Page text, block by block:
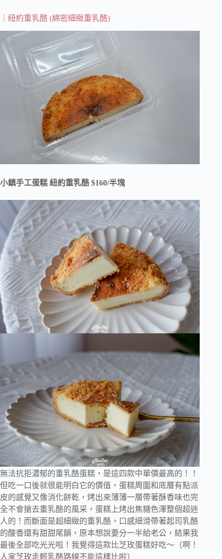
｜紐約重乳酪 (綿密細緻重乳酪)
小鎮手工蛋糕 紐約重乳酪 $160/半塊
無法抗拒濃郁的重乳酪蛋糕，是這四款中單價最高的！！
但吃一口後就很能明白它的價值，蛋糕周圍和底層有點派
皮的感覺又像消化餅乾，烤出來薄薄一層帶著酥香味也完
全不會搶去重乳酪的風采，蛋糕上烤出焦糖色澤整個超迷
人的！而斷面是超細緻的重乳酪，口感細滑帶著起司乳酪
的酸香還有甜甜尾韻，原本想說要分一半給老公，結果我
最後全部吃光光啦！我覺得這款比芝玫蛋糕好吃～（啊！
人家芝玫走輕乳酪路線不能這樣比啦）